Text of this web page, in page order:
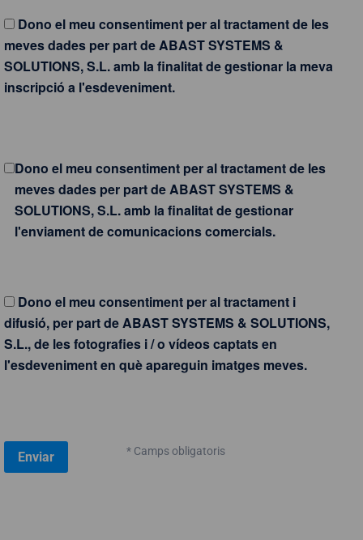
Dono el meu consentiment per al tractament de les
meves dades per part de ABAST SYSTEMS &
SOLUTIONS, S.L. amb la finalitat de gestionar la meva
inscripció a l'esdeveniment.
Dono el meu consentiment per al tractament de les
meves dades per part de ABAST SYSTEMS &
SOLUTIONS, S.L. amb la finalitat de gestionar
l'enviament de comunicacions comercials.
Dono el meu consentiment per al tractament i
difusió, per part de ABAST SYSTEMS & SOLUTIONS,
S.L., de les fotografies i / o vídeos captats en
l'esdeveniment en què apareguin imatges meves.
* Camps obligatoris